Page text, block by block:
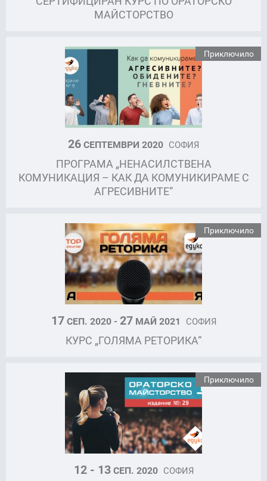
МАЙСТОРСТВО
Приключило
26СЕПТЕМВРИ 2020 СОФИЯ
ПРОГРАМА „НЕНАСИЛСТВЕНА
КОМУНИКАЦИЯ – КАК ДА КОМУНИКИРАМЕ С
АГРЕСИВНИТЕ“
Приключило
17СЕП. 2020 - 27МАЙ 2021 СОФИЯ
КУРС „ГОЛЯМА РЕТОРИКА“
Приключило
12 - 13СЕП. 2020 СОФИЯ